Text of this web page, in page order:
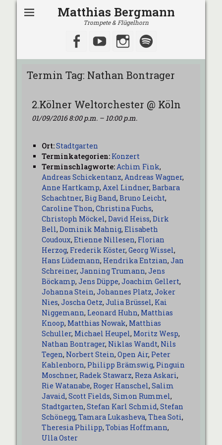
Matthias Bergmann
Trompete & Flügelhorn
Facebook
YouTubeInstagram
Termin Tag: Nathan Bontrager
2.Kölner Weltorchester @ Köln
01/09/2016 8:00 p.m. – 10:00 p.m.
Ort:Stadtgarten
Terminkategorien: Konzert
Terminschlagworte:Achim Fink,
Andreas Schickentanz, Andreas Wagner,
Anne Hartkamp, Axel Lindner, Barbara
Schachtner, Big Band, Bruno Leicht,
Caroline Thon, Christina Fuchs,
Christoph Möckel, David Heiss, Dirk
Bell, Dominik Mahnig, Elisabeth
Coudoux, Etienne Nillesen, Florian
Herzog, Frederik Köster, Georg Wissel,
Hans Lüdemann, Hendrika Entzian, Jan
Schreiner, Janning Trumann, Jens
Böckamp, Jens Düppe, Joachim Gellert,
Johanna Stein, Johannes Platz, Joker
Nies, Joscha Oetz, Julia Brüssel, Kai
Niggemann, Leonard Huhn, Matthias
Knoop, Matthias Nowak, Matthias
Schuller, Michael Heupel, Moritz Wesp,
Nathan Bontrager, Niklas Wandt, Nils
Tegen, Norbert Stein, Open Air, Peter
Kahlenborn, Philipp Brämswig, Pinguin
Moschner, Radek Stawarz, Reza Askari,
Rie Watanabe, Roger Hanschel, Salim
Javaid, Scott Fields, Simon Rummel,
Stadtgarten, Stefan Karl Schmid, Stefan
Schönegg, Tamara Lukasheva, Thea Soti,
Theresia Philipp, Tobias Hoffmann,
Ulla Oster